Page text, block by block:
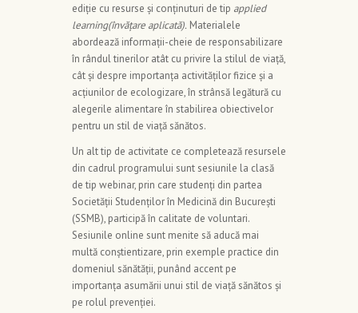
ediție cu resurse și conținuturi de tip applied
learning(învățare aplicată). Materialele
abordează informații-cheie de responsabilizare
în rândul tinerilor atât cu privire la stilul de viață,
cât și despre importanța activităților fizice și a
acțiunilor de ecologizare, în strânsă legătură cu
alegerile alimentare în stabilirea obiectivelor
pentru un stil de viață sănătos.
Un alt tip de activitate ce completează resursele
din cadrul programului sunt sesiunile la clasă
de tip webinar, prin care studenți din partea
Societății Studenţilor în Medicină din Bucureşti
(SSMB), participă în calitate de voluntari.
Sesiunile online sunt menite să aducă mai
multă conștientizare, prin exemple practice din
domeniul sănătății, punând accent pe
importanța asumării unui stil de viață sănătos și
pe rolul prevenției.